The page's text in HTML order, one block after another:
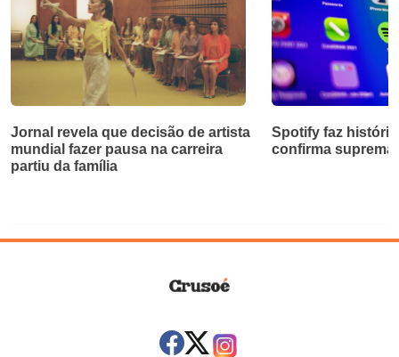
Jornal revela que decisão de artista
mundial fazer pausa na carreira
partiu da família
Spotify faz
confirma